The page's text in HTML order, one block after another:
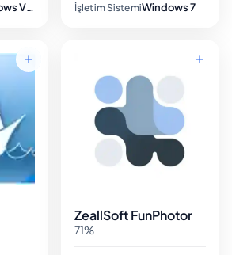
Windows Vista İşletim SistemiWindows 7
ZeallSoft FunPhotor
71%